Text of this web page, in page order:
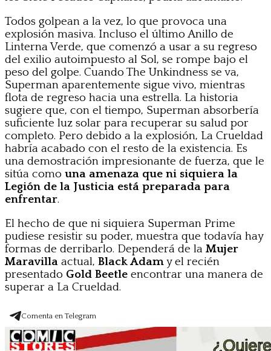
Todos golpean a la vez, lo que provoca una
explosión masiva. Incluso el último Anillo de
Linterna Verde, que comenzó a usar a su regreso
del exilio autoimpuesto al Sol, se rompe bajo el
peso del golpe. Cuando The Unkindness se va,
Superman aparentemente sigue vivo, mientras
flota de regreso hacia una estrella. La historia
sugiere que, con el tiempo, Superman absorbería
suficiente luz solar para recuperar su salud por
completo. Pero debido a la explosión, La Crueldad
habría acabado con el resto de la existencia. Es
una demostración impresionante de fuerza, que le
sitúa como una amenaza que ni siquiera la
Legión de la Justicia está preparada para
enfrentar.
El hecho de que ni siquiera Superman Prime
pudiese resistir su poder, muestra que todavía hay
formas de derribarlo. Dependerá de la Mujer
Maravilla actual, Black Adamy el recién
presentado Gold Beetle encontrar una manera de
superar a La Crueldad.
Comenta en Telegram